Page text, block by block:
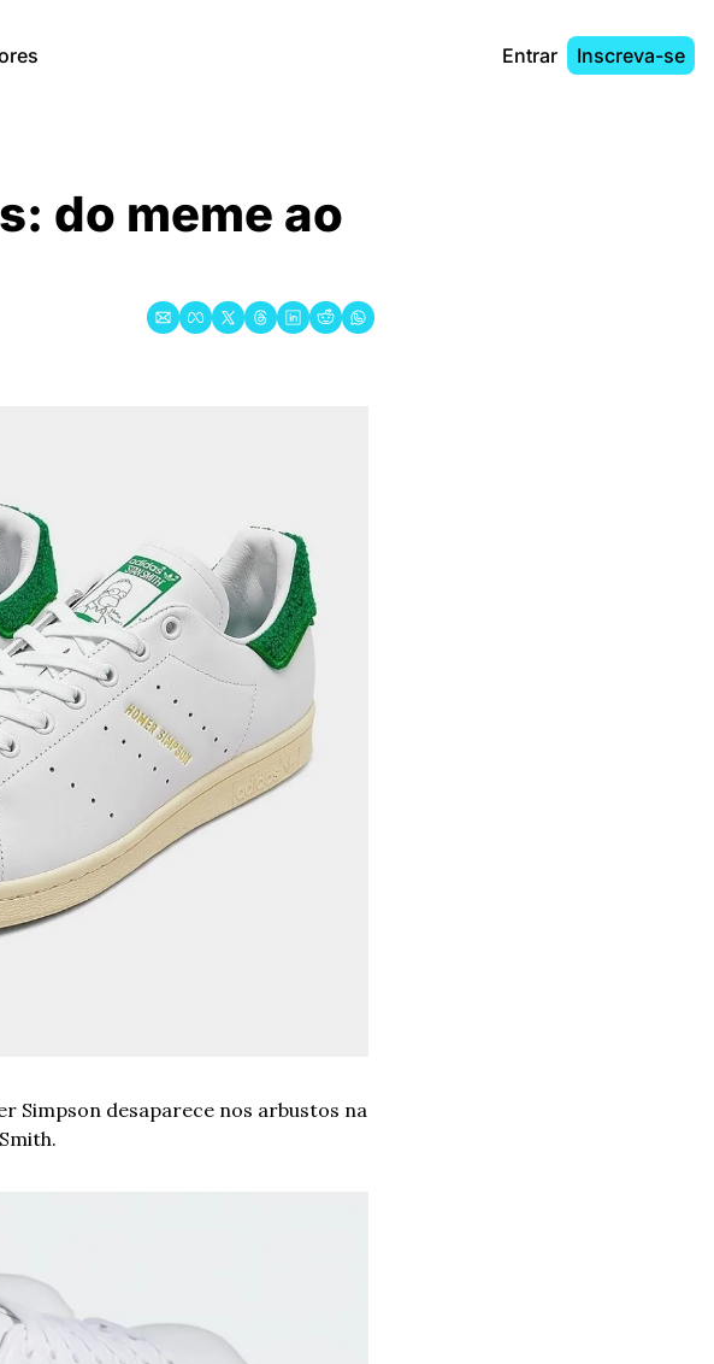
Entrar Inscreva-se
do meme ao
Simpson desaparece nos arbustos na